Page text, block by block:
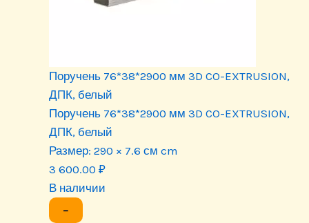
Поручень 76*38*2900 мм 3D CO-EXTRUSION,
ДПК, белый
Поручень 76*38*2900 мм 3D CO-EXTRUSION,
ДПК, белый
Размер: 290 × 7.6 см cm
3 600.00 ₽
В наличии
−